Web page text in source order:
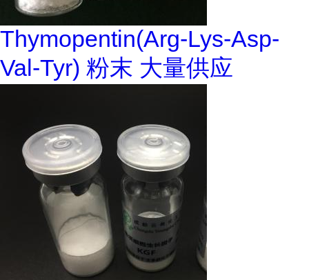
Thymopentin(Arg-Lys-Asp-
Val-Tyr) 粉末 大量供应